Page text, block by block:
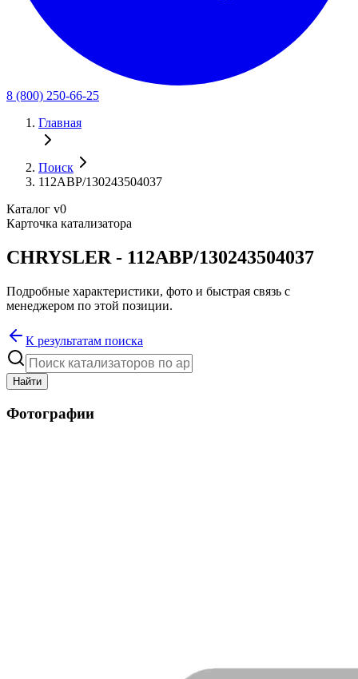
8 (800) 250-66-25
Главная
Поиск
112ABP/130243504037
Каталог v0
Карточка катализатора
CHRYSLER - 112ABP/130243504037
Подробные характеристики, фото и быстрая связь с
менеджером по этой позиции.
К результатам поиска
Найти
Фотографии